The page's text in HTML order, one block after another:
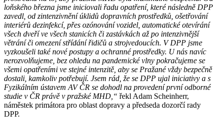
loňského března jsme iniciovali řadu opatření, které následně DPP
zavedl, od zintenzivnění úklidů dopravních prostředků, ošetřování
interiérů dezinfekcí, přes ozónování vozidel, automatické otevírání
všech dveří ve všech stanicích či zastávkách až po intenzivnější
větrání či omezení střídání řidičů a strojvedoucích. V DPP jsme
vyzkoušeli také nové postupy a ochranné prostředky. U nás navíc
nerozvolňujeme, bez ohledu na pandemické vlny pokračujeme se
všemi opatřeními ve stejné intenzitě, aby se Pražané vždy bezpečně
dostali, kamkoliv potřebují. Jsem rád, že se DPP ujal iniciativy a s
Fyzikálním ústavem AV ČR se dohodl na provedení první odborné
studie v ČR právě v pražské MHD,“ řekl Adam Scheinherr,
náměstek primátora pro oblast dopravy a předseda dozorčí rady
DPP.